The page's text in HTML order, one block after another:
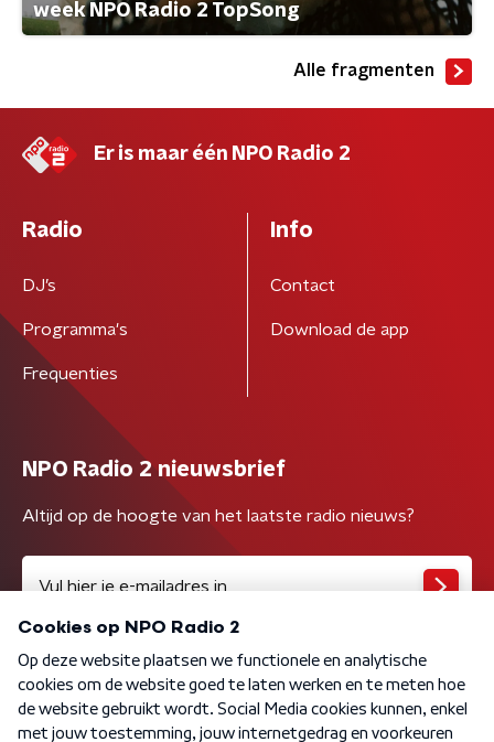
week NPO Radio 2 TopSong
Alle fragmenten
Er is maar één NPO Radio 2
Radio
DJ’s
Programma's
Frequenties
Info
Contact
Download de app
NPO Radio 2 nieuwsbrief
Altijd op de hoogte van het laatste radio nieuws?
Algemene voorwaarden